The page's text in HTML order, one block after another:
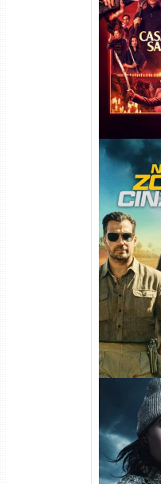
Viúva
720p/
Na Zona
(2026)